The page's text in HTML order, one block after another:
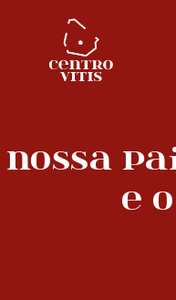
conteúdo
CENTRO
Nossa
e